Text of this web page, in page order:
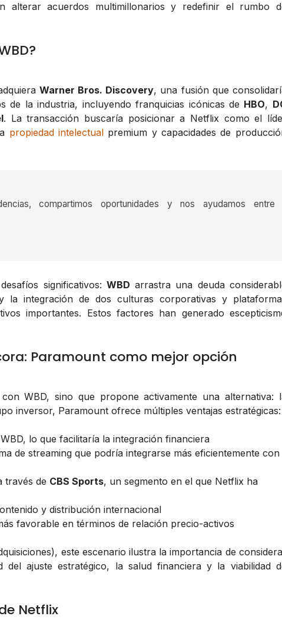
alterar acuerdos multimillonarios y redefinir el rumbo
Warner Bros. Discovery, una fusión que
de la industria, incluyendo franquicias icónicas de HBO,
. La transacción buscaría posicionar a Netflix como el
propiedad intelectualpremium y capacidades de
compartimos oportunidades y nos ayudamos entre
significativos: WBD arrastra una deuda
integración de dos culturas corporativas y
importantes. Estos factores han generado
Paramount como mejor opción
WBD, sino que propone activamente una alternativa:
inversor, Paramount ofrece múltiples ventajas estratégicas:
lo que facilitaría la integración financiera
de streaming que podría integrarse más eficientemente con
través de CBS Sports, un segmento en el que Netflix ha
y distribución internacional
favorable en términos de relación precio-activos
este escenario ilustra la importancia de
ajuste estratégico, la salud financiera y la viabilidad
Netflix